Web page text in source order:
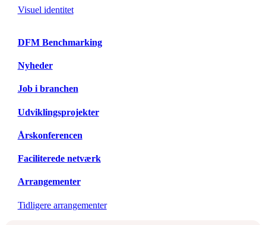
Visuel identitet
DFM Benchmarking
Nyheder
Job i branchen
Udviklingsprojekter
Årskonferencen
Faciliterede netværk
Arrangementer
Tidligere arrangementer